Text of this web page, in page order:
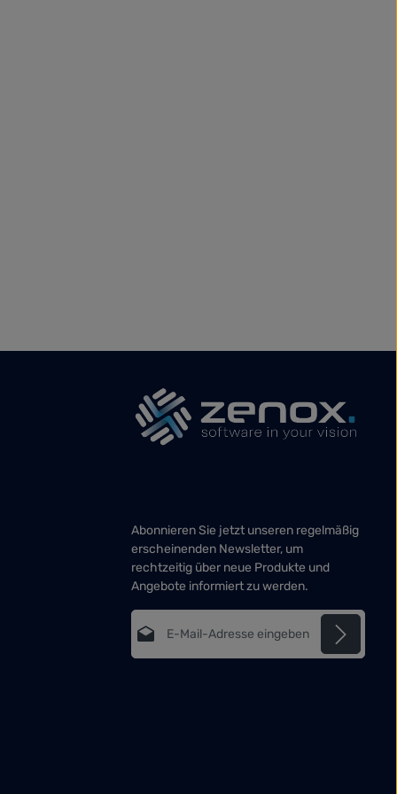
Abonnieren Sie jetzt unseren regelmäßig
erscheinenden Newsletter, um
rechtzeitig über neue Produkte und
Angebote informiert zu werden.
E-Mail-Adresse*